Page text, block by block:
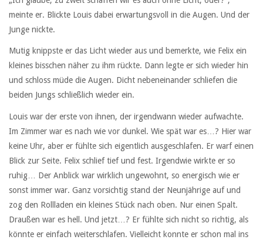
meinte er. Blickte Louis dabei erwartungsvoll in die Augen. Und der
Junge nickte.
Mutig knippste er das Licht wieder aus und bemerkte, wie Felix ein
kleines bisschen näher zu ihm rückte. Dann legte er sich wieder hin
und schloss müde die Augen. Dicht nebeneinander schliefen die
beiden Jungs schließlich wieder ein.
Louis war der erste von ihnen, der irgendwann wieder aufwachte.
Im Zimmer war es nach wie vor dunkel. Wie spät war es…? Hier war
keine Uhr, aber er fühlte sich eigentlich ausgeschlafen. Er warf einen
Blick zur Seite. Felix schlief tief und fest. Irgendwie wirkte er so
ruhig… Der Anblick war wirklich ungewohnt, so energisch wie er
sonst immer war. Ganz vorsichtig stand der Neunjährige auf und
zog den Rollladen ein kleines Stück nach oben. Nur einen Spalt.
Draußen war es hell. Und jetzt…? Er fühlte sich nicht so richtig, als
könnte er einfach weiterschlafen. Vielleicht konnte er schon mal ins